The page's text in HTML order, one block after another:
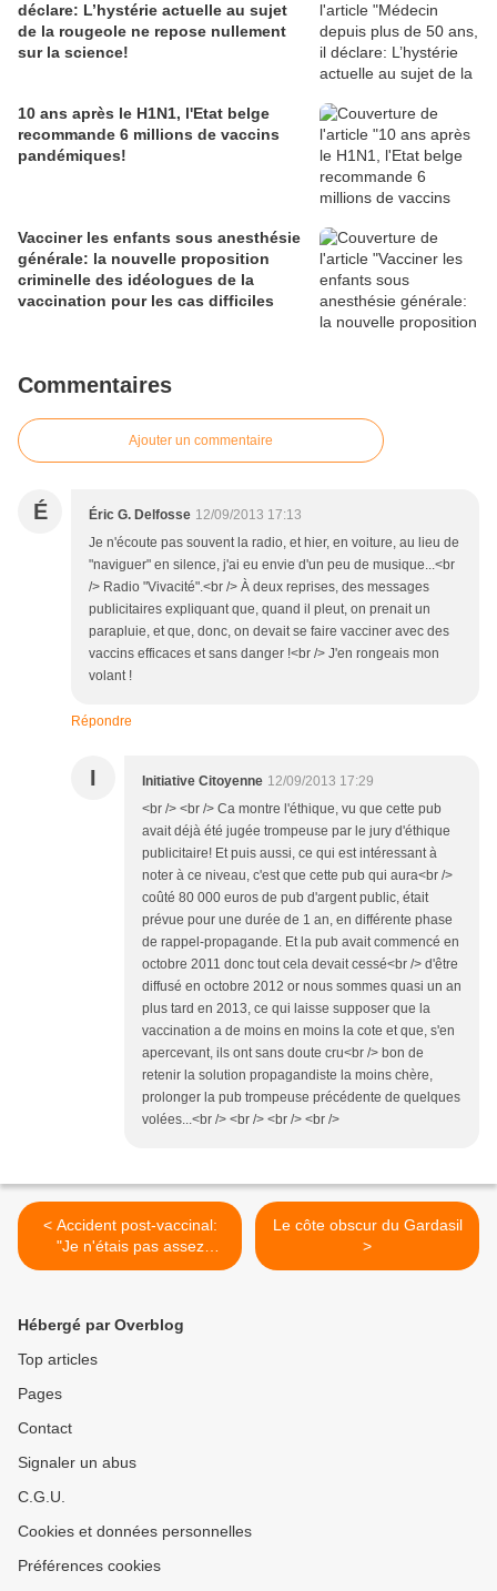
déclare: L’hystérie actuelle au sujet
de la rougeole ne repose nullement
sur la science!
10 ans après le H1N1, l'Etat belge
recommande 6 millions de vaccins
pandémiques!
Vacciner les enfants sous anesthésie
générale: la nouvelle proposition
criminelle des idéologues de la
vaccination pour les cas difficiles
Commentaires
Ajouter un commentaire
É Éric G. Delfosse 12/09/2013 17:13
Je n'écoute pas souvent la radio, et hier, en voiture, au lieu de
"naviguer" en silence, j'ai eu envie d'un peu de musique...<br
/> Radio "Vivacité".<br /> À deux reprises, des messages
publicitaires expliquant que, quand il pleut, on prenait un
parapluie, et que, donc, on devait se faire vacciner avec des
vaccins efficaces et sans danger !<br /> J'en rongeais mon
volant !
Répondre
I Initiative Citoyenne 12/09/2013 17:29
<br /> <br /> Ca montre l'éthique, vu que cette pub
avait déjà été jugée trompeuse par le jury d'éthique
publicitaire! Et puis aussi, ce qui est intéressant à
noter à ce niveau, c'est que cette pub qui aura<br />
coûté 80 000 euros de pub d'argent public, était
prévue pour une durée de 1 an, en différente phase
de rappel-propagande. Et la pub avait commencé en
octobre 2011 donc tout cela devait cessé<br /> d'être
diffusé en octobre 2012 or nous sommes quasi un an
plus tard en 2013, ce qui laisse supposer que la
vaccination a de moins en moins la cote et que, s'en
apercevant, ils ont sans doute cru<br /> bon de
retenir la solution propagandiste la moins chère,
prolonger la pub trompeuse précédente de quelques
volées...<br /> <br /> <br /> <br />
< Accident post-vaccinal:
"Je n'étais pas assez
informée" déplore une
Le côte obscur du Gardasil
>
Hébergé par Overblog
Top articles
Pages
Contact
Signaler un abus
C.G.U.
Cookies et données personnelles
Préférences cookies